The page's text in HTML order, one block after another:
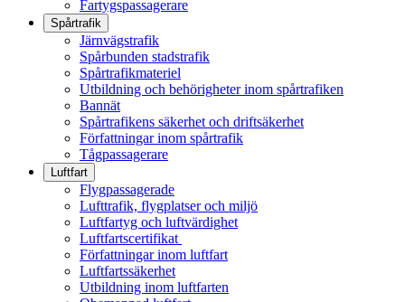
Fartygspassagerare
Spårtrafik
Järnvägstrafik
Spårbunden stadstrafik
Spårtrafikmateriel
Utbildning och behörigheter inom spårtrafiken
Bannät
Spårtrafikens säkerhet och driftsäkerhet
Författningar inom spårtrafik
Tågpassagerare
Luftfart
Flygpassagerade
Lufttrafik, flygplatser och miljö
Luftfartyg och luftvärdighet
Luftfartscertifikat
Författningar inom luftfart
Luftfartssäkerhet
Utbildning inom luftfarten